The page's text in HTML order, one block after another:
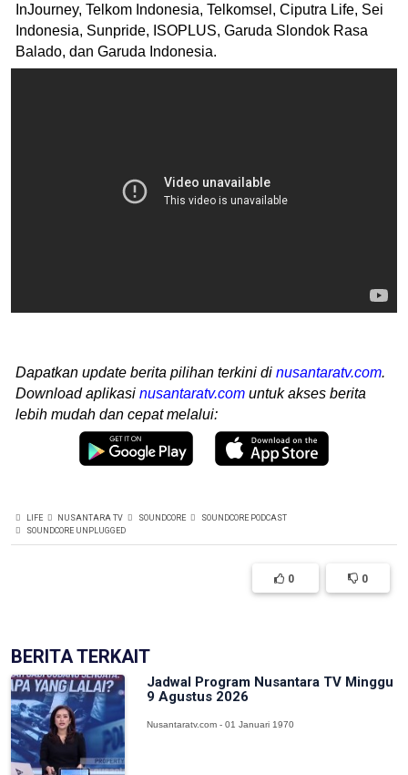
InJourney, ⁠Telkom Indonesia, Telkomsel, ⁠Ciputra Life, ⁠Sei
Indonesia, Sunpride, ISOPLUS, Garuda Slondok Rasa
Balado, dan Garuda Indonesia.
Dapatkan update berita pilihan terkini di nusantaratv.com.
Download aplikasi nusantaratv.com untuk akses berita
lebih mudah dan cepat melalui:
LIFE NUSANTARA TV SOUNDCORE
SOUNDCORE PODCAST
SOUNDCORE UNPLUGGED
0 0
BERITA TERKAIT
Jadwal Program Nusantara TV Minggu
9 Agustus 2026
Nusantaratv.com - 01 Januari 1970